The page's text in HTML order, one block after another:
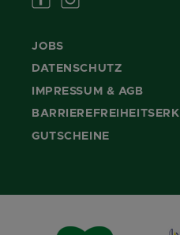
JOBS
DATENSCHUTZ
IMPRESSUM & AGB
GUTSCHEINE